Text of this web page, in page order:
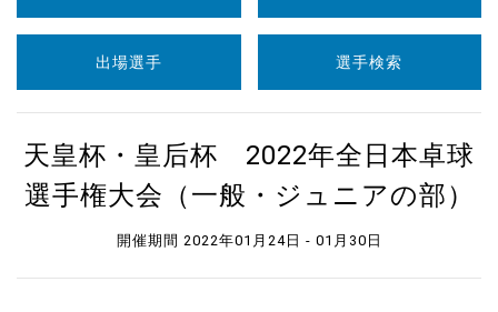
出場選手 選手検索
天皇杯・皇后杯 2022年全日本卓球
選手権大会（一般・ジュニアの部）
開催期間 2022年01月24日 - 01月30日